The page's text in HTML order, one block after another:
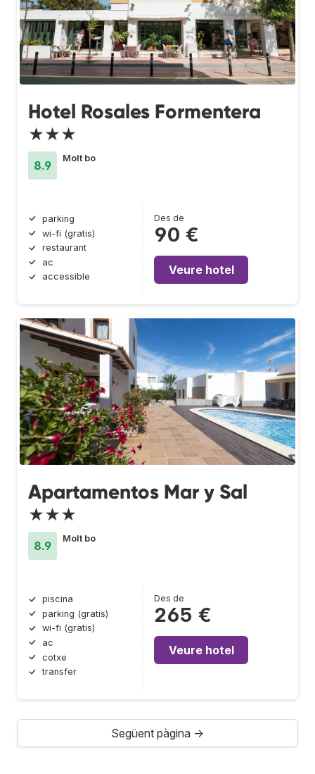
Hotel Rosales Formentera
★★★
8.9
Molt bo
parking
wi-fi (gratis)
restaurant
ac
accessible
Des de
90 €
Veure hotel
Apartamentos Mar y Sal
★★★
8.9
Molt bo
piscina
parking (gratis)
wi-fi (gratis)
ac
cotxe
transfer
Des de
265 €
Veure hotel
Següent pàgina →